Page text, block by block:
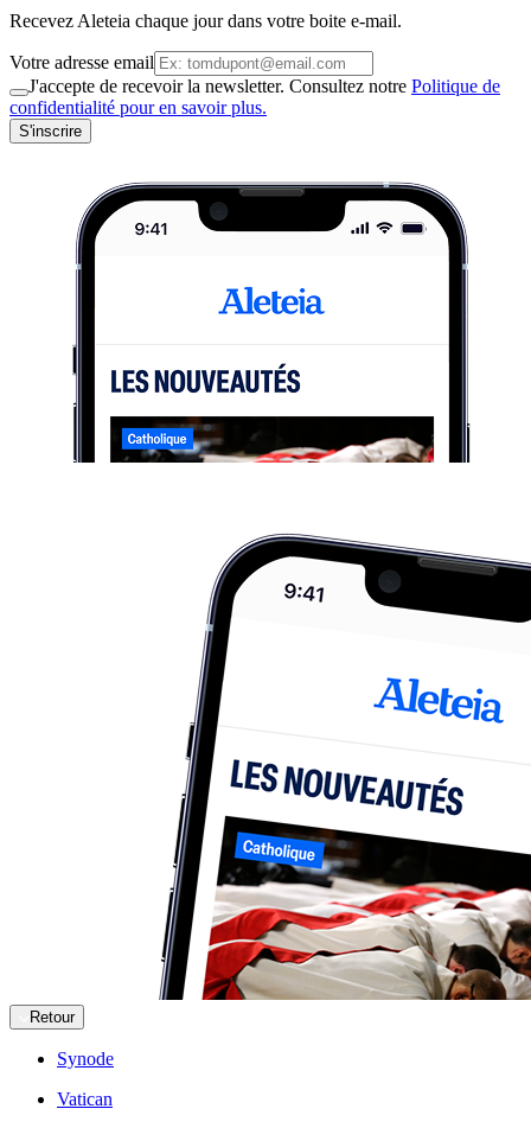
Recevez Aleteia chaque jour dans votre boite e-mail.
Votre adresse email
J'accepte de recevoir la newsletter. Consultez notre Politique de
confidentialité pour en savoir plus.
S'inscrire
Retour
Synode
Vatican